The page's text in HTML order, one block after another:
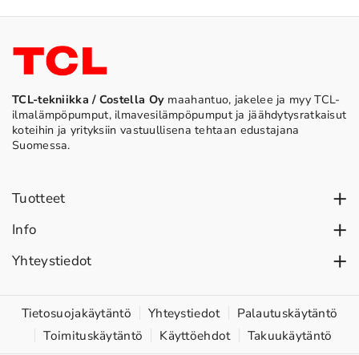
TCL-tekniikka / Costella Oy maahantuo, jakelee ja myy TCL-
ilmalämpöpumput, ilmavesilämpöpumput ja jäähdytysratkaisut
koteihin ja yrityksiin vastuullisena tehtaan edustajana
Suomessa.
Tuotteet
Ilmalämpöpumput
Info
TCL yrityksenä
Tuki & huolto
Ohjeet & vinkit
Yhteystiedot
Kiltatie 1, 45740 Kouvola (Kuusankoski)
010 377 1890
Tietosuojakäytäntö Yhteystiedot
Palautuskäytäntö
Toimituskäytäntö
Käyttöehdot Takuukäytäntö